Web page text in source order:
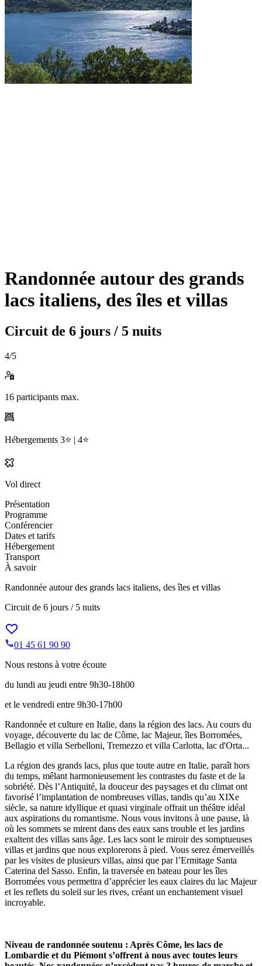
Randonnée autour des grands
lacs italiens, des îles et villas
Circuit de 6 jours / 5 nuits
4/5
16 participants max.
Hébergements 3⭐️ | 4⭐️
Vol direct
Présentation
Programme
Conférencier
Dates et tarifs
Hébergement
Transport
À savoir
Randonnée autour des grands lacs italiens, des îles et villas
Circuit de 6 jours / 5 nuits
01 45 61 90 90
Nous restons à votre écoute
du lundi au jeudi entre 9h30-18h00
et le vendredi entre 9h30-17h00
Randonnée et culture en Italie, dans la région des lacs. Au cours du
voyage, découverte du lac de Côme, lac Majeur, îles Borromées,
Bellagio et villa Serbelloni, Tremezzo et villa Carlotta, lac d'Orta...
La région des grands lacs, plus que toute autre en Italie, paraît hors
du temps, mêlant harmonieusement les contrastes du faste et de la
sobriété. Dès l’Antiquité, la douceur des paysages et du climat ont
favorisé l’implantation de nombreuses villas, tandis qu’au XIXe
siècle, sa nature idyllique et quasi virginale offrait un théâtre idéal
aux aspirations du romantisme. Nous vous invitons à une pause, là
où les sommets se mirent dans des eaux sans trouble et les jardins
exaltent des villas sans âge. Les lacs sont le miroir des somptueuses
villas et jardins que nous explorerons à pied. Vous serez émerveillés
par les visites de plusieurs villas, ainsi que par l’Ermitage Santa
Caterina del Sasso. Enfin, la traversée en bateau pour les îles
Borromées vous permettra d’apprécier les eaux claires du lac Majeur
et les reflets du soleil sur les rives, créant un enchantement visuel
incroyable.
Niveau de randonnée soutenu : Après Côme, les lacs de
Lombardie et du Piémont s’offrent à nous avec toutes leurs